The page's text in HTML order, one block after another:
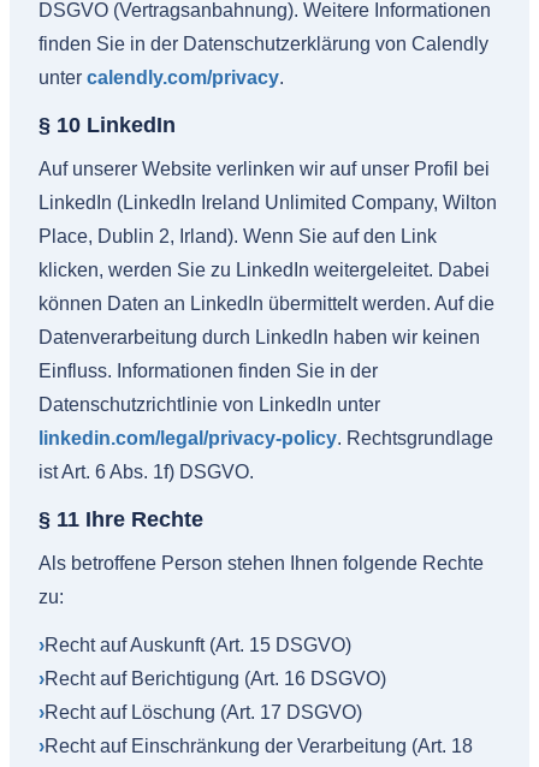
DSGVO (Vertragsanbahnung). Weitere Informationen
finden Sie in der Datenschutzerklärung von Calendly
unter calendly.com/privacy.
§ 10 LinkedIn
Auf unserer Website verlinken wir auf unser Profil bei
LinkedIn (LinkedIn Ireland Unlimited Company, Wilton
Place, Dublin 2, Irland). Wenn Sie auf den Link
klicken, werden Sie zu LinkedIn weitergeleitet. Dabei
können Daten an LinkedIn übermittelt werden. Auf die
Datenverarbeitung durch LinkedIn haben wir keinen
Einfluss. Informationen finden Sie in der
Datenschutzrichtlinie von LinkedIn unter
linkedin.com/legal/privacy-policy. Rechtsgrundlage
ist Art. 6 Abs. 1f) DSGVO.
§ 11 Ihre Rechte
Als betroffene Person stehen Ihnen folgende Rechte
zu:
›Recht auf Auskunft (Art. 15 DSGVO)
›Recht auf Berichtigung (Art. 16 DSGVO)
›Recht auf Löschung (Art. 17 DSGVO)
›Recht auf Einschränkung der Verarbeitung (Art. 18